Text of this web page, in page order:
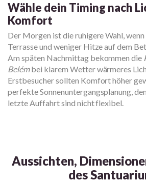
Wähle dein Timing nach
Komfort
Der Morgen ist die ruhigere Wahl,
Terrasse und weniger Hitze auf dem
Am späten Nachmittag bekommen die
Belémbei klarem Wetter wärmeres
Erstbesucher sollten Komfort höher
perfekte Sonnenuntergangsplanung,
letzte Auffahrt sind nicht flexibel.
Aussichten,
des